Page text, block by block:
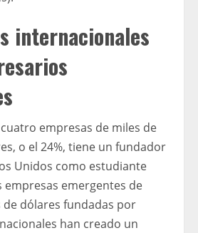
internacionales
empresas de miles de
o el 24%, tiene un fundador
Unidos como estudiante
empresas emergentes de
dólares fundadas por
han creado un